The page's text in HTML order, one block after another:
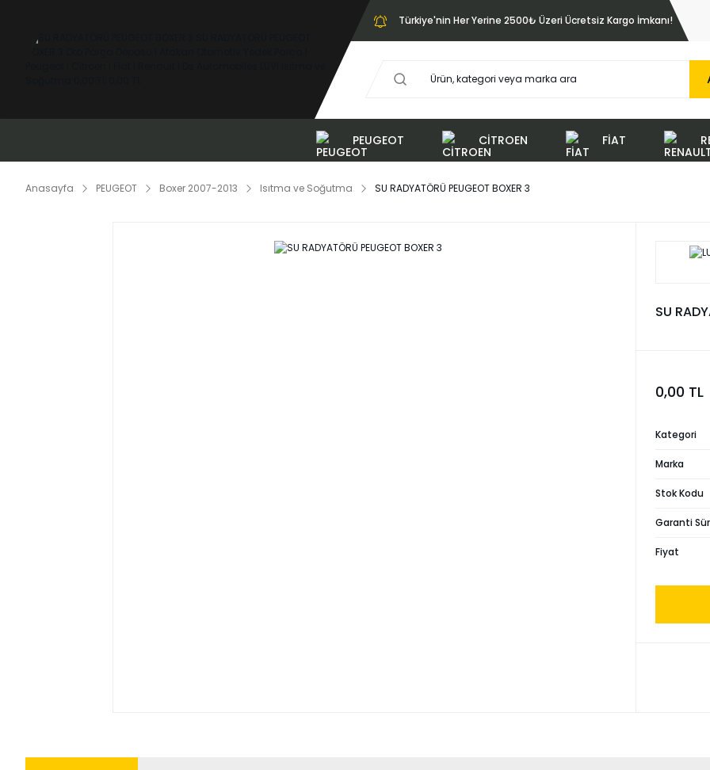
Türkiye'nin Her Yerine 2500₺ Üzeri Ücretsiz Kargo İmkanı!
PEUGEOT CİTROEN FİAT
Anasayfa PEUGEOT Boxer 2007-2013 Isıtma ve Soğutma SU RADYATÖRÜ PEUGEOT BOXER 3
SU
0,00 TL
Kategori
Marka
Stok Kodu
Garanti
Fiyat